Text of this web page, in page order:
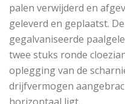
palen verwijderd en
geleverd en geplaatst.
gegalvaniseerde
twee stuks ronde
oplegging van de
drijfvermogen